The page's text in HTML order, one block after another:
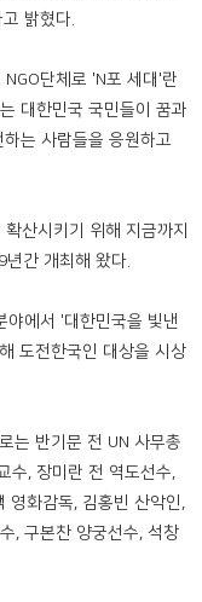
밝혔다.
단체로 'N포 세대'란
대한민국 국민들이 꿈과
는 사람들을 응원하고
산시키기 위해 지금까지
간 개최해 왔다.
에서 '대한민국을 빛낸
도전한국인 대상을 시상
는 반기문 전 UN 사무총
수, 장미란 전 역도선수,
영화감독, 김홍빈 산악인,
, 구본찬 양궁선수, 석창